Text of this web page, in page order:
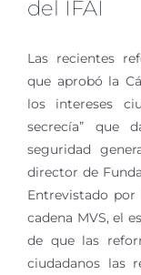
del IFAI
Las recientes
que aprobó la
los intereses
secrecía” que
seguridad
director de
Entrevistado
cadena MVS, el
de que las
ciudadanos las